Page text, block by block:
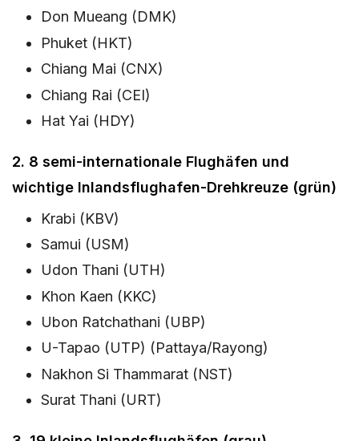
Don Mueang (DMK)
Phuket (HKT)
Chiang Mai (CNX)
Chiang Rai (CEI)
Hat Yai (HDY)
2. 8 semi-internationale Flughäfen und
wichtige Inlandsflughafen-Drehkreuze (grün)
Krabi (KBV)
Samui (USM)
Udon Thani (UTH)
Khon Kaen (KKC)
Ubon Ratchathani (UBP)
U-Tapao (UTP) (Pattaya/Rayong)
Nakhon Si Thammarat (NST)
Surat Thani (URT)